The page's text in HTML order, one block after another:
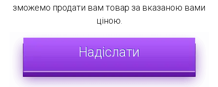
зможемо продати вам товар за вказаною вами
ціною.
Надіслати